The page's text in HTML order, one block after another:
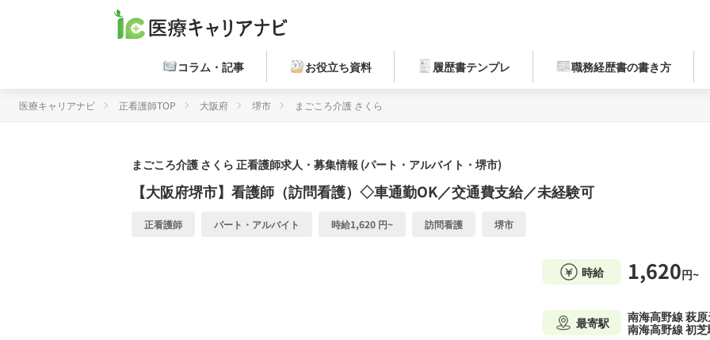
コラム・記事 お役立ち資料 履歴書テンプレ 職務経歴書の書き方
医療キャリアナビ 正看護師TOP 大阪府 堺市 まごころ介護 さくら
まごころ介護 さくら 正看護師求人・募集情報 (パート・アルバイト・堺市)
【大阪府堺市】看護師（訪問看護）◇車通勤OK／交通費支給／未経験可
正看護師 パート・アルバイト 時給1,620 円~ 訪問看護 堺市
時給 1,620円~
最寄駅
南海高野線 萩
南海高野線 初